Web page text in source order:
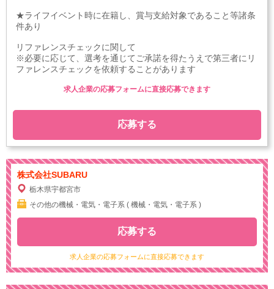
★ライフイベント時に在籍し、賞与支給対象であること等諸条
件あり
リファレンスチェックに関して
※必要に応じて、選考を通じてご承諾を得たうえで第三者にリ
ファレンスチェックを依頼することがあります
応募する
求人企業の応募フォームに直接応募できます
株式会社SUBARU
栃木県宇都宮市
その他の機械・電気・電子系 ( 機械・電気・電子系 )
求人企業の応募フォームに直接応募できます
応募する